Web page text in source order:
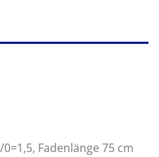
Fadenlänge 75 cm